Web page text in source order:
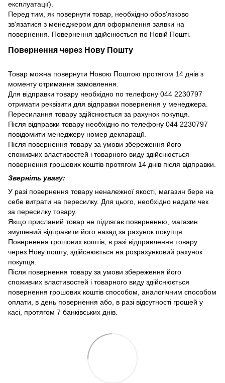
експлуатації).
Перед тим, як повернути товар, необхідно обов'язково
зв'язатися з менеджером для оформлення заявки на
повернення. Повернення здійснюється по Новій Пошті.
Повернення через Нову Пошту
Товар можна повернути Новою Поштою протягом 14 днів з
моменту отримання замовлення.
Для відправки товару необхідно по телефону 044 2230797
отримати реквізити для відправки повернення у менеджера.
Пересилання товару здійснюється за рахунок покупця.
Після відправки товару необхідно по телефону 044 2230797
повідомити менеджеру номер декларації.
Після повернення товару за умови збереження його
споживчих властивостей і товарного виду здійснюється
повернення грошових коштів протягом 14 днів після відправки.
Зверніть увагу:
У разі повернення товару неналежної якості, магазин бере на
себе витрати на пересилку. Для цього, необхідно надати чек
за пересилку товару.
Якщо присланий товар не підлягає поверненню, магазин
змушений відправити його назад за рахунок покупця.
Повернення грошових коштів, в разі відправлення товару
через Нову пошту, здійснюється на розрахунковий рахунок
покупця.
Після повернення товару за умови збереження його
споживчих властивостей і товарного виду здійснюється
повернення грошових коштів способом, аналогічним способом
оплати, в день повернення або, в разі відсутності грошей у
касі, протягом 7 банківських днів.